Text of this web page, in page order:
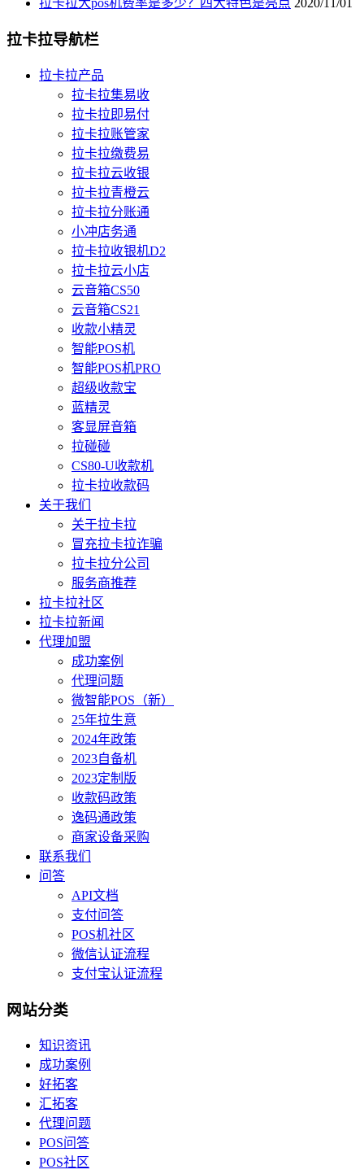
拉卡拉大pos机费率是多少？四大特色是亮点 2020/11/01
拉卡拉导航栏
拉卡拉产品
拉卡拉集易收
拉卡拉即易付
拉卡拉账管家
拉卡拉缴费易
拉卡拉云收银
拉卡拉青橙云
拉卡拉分账通
小冲店务通
拉卡拉收银机D2
拉卡拉云小店
云音箱CS50
云音箱CS21
收款小精灵
智能POS机
智能POS机PRO
超级收款宝
蓝精灵
客显屏音箱
拉碰碰
CS80-U收款机
拉卡拉收款码
关于我们
关于拉卡拉
冒充拉卡拉诈骗
拉卡拉分公司
服务商推荐
拉卡拉社区
拉卡拉新闻
代理加盟
成功案例
代理问题
微智能POS（新）
25年拉生意
2024年政策
2023自备机
2023定制版
收款码政策
逸码通政策
商家设备采购
联系我们
问答
API文档
支付问答
POS机社区
微信认证流程
支付宝认证流程
网站分类
知识资讯
成功案例
好拓客
汇拓客
代理问题
POS问答
POS社区